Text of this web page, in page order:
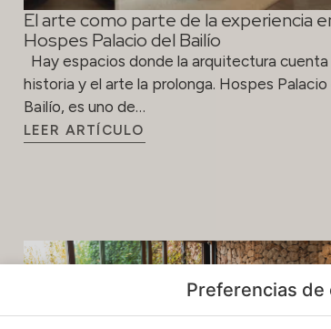
El arte como parte de la experiencia
Hospes Palacio del Bailío
Hay espacios donde la arquitectura cuenta
historia y el arte la prolonga. Hospes Palacio
Bailío, es uno de…
LEER ARTÍCULO
Preferencias de